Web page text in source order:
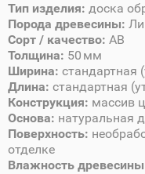
Тип изделия: доска
Порода древесины:
Сорт / качество: AB
Толщина: 50 мм
Ширина: стандартная
Длина: стандартная
Конструкция: массив
Основа: натуральная
Поверхность:
отделке
Влажность